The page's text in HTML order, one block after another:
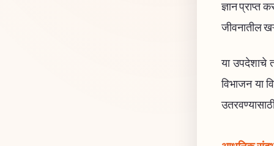
ज्ञान प्राप्त
जीवनातील
या उपदेशाचे
विभाजन या